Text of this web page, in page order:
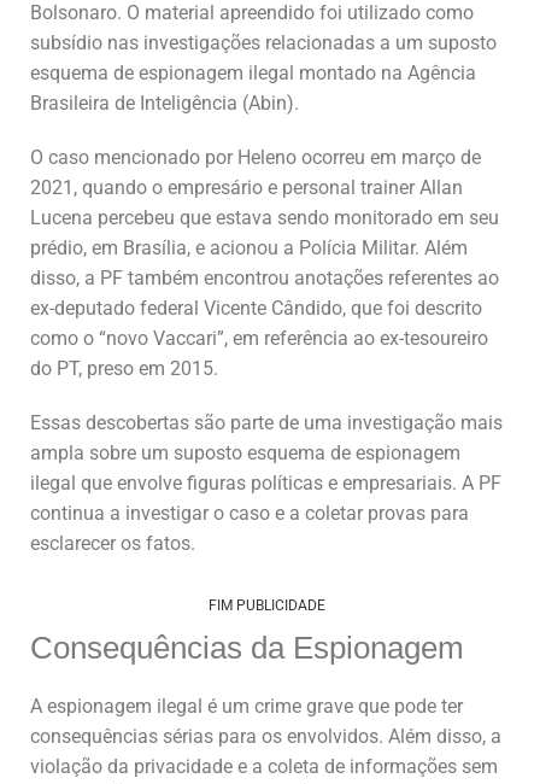
Bolsonaro. O material apreendido foi utilizado como
subsídio nas investigações relacionadas a um suposto
esquema de espionagem ilegal montado na Agência
Brasileira de Inteligência (Abin).
O caso mencionado por Heleno ocorreu em março de
2021, quando o empresário e personal trainer Allan
Lucena percebeu que estava sendo monitorado em seu
prédio, em Brasília, e acionou a Polícia Militar. Além
disso, a PF também encontrou anotações referentes ao
ex-deputado federal Vicente Cândido, que foi descrito
como o “novo Vaccari”, em referência ao ex-tesoureiro
do PT, preso em 2015.
Essas descobertas são parte de uma investigação mais
ampla sobre um suposto esquema de espionagem
ilegal que envolve figuras políticas e empresariais. A PF
continua a investigar o caso e a coletar provas para
esclarecer os fatos.
FIM PUBLICIDADE
Consequências da Espionagem
A espionagem ilegal é um crime grave que pode ter
consequências sérias para os envolvidos. Além disso, a
violação da privacidade e a coleta de informações sem